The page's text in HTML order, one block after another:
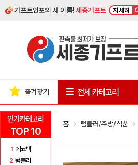
기프트인포의 새 이름!세종기프트 자세히
인기카테고리
TOP 10
1 에코백
2 텀블러
즐겨찾기 전체 카테고리
홈 텀블러/주방/식품